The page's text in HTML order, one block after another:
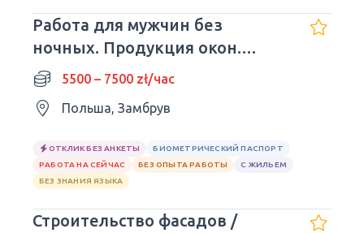
Работа для мужчин без
ночных. Продукция окон.
м.Zambrów
5500 – 7500 zł/час
Польша, Замбрув
ОТКЛИК БЕЗ АНКЕТЫ
БИОМЕТРИЧЕСКИЙ ПАСПОРТ
РАБОТА НА СЕЙЧАС
БЕЗ ОПЫТА РАБОТЫ
С ЖИЛЬЕМ
БЕЗ ЗНАНИЯ ЯЗЫКА
Строительство фасадов /